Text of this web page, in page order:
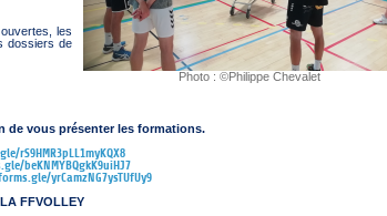
DOCUMENTS UTILES
SITUATION SANITAIRE
COVID-19
CLIQUEZ ICI Photo : ©Philippe Chevalet
les
dossiers de
de vous présenter les formations.
rS9HMR3pLL1myKQX8
beKNMYBQgkK9uiHJ7
yrCamzNG7ysTUfUy9
FFVOLLEY